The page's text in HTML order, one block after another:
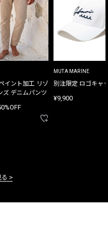
イント加工 リゾ
ズ デニムパンツ
MUTA MARINE
別注限定 ロゴキャ
¥9,900